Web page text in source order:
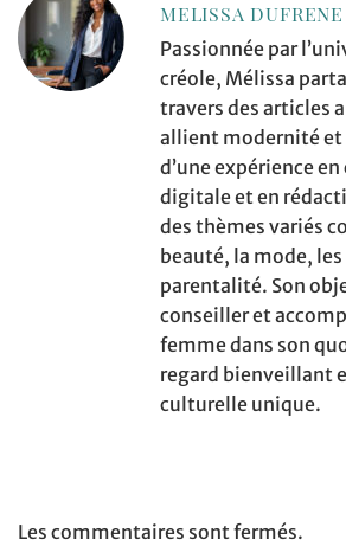
MELISSA DUFRENE
Passionnée par
créole, Mélissa
travers des articles
allient modernité
d’une expérience
digitale et en
des thèmes variés
beauté, la mode,
parentalité. Son
conseiller et
femme dans son
regard bienveillant
culturelle unique.
Les commentaires sont fermés.